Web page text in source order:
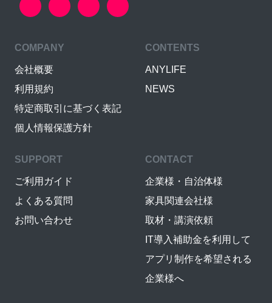
COMPANY
会社概要
利用規約
特定商取引に基づく表記
個人情報保護方針
CONTENTS
ANYLIFE
NEWS
SUPPORT
ご利用ガイド
よくある質問
お問い合わせ
CONTACT
企業様・自治体様
家具関連会社様
取材・講演依頼
IT導入補助金を利用して
アプリ制作を希望される
企業様へ